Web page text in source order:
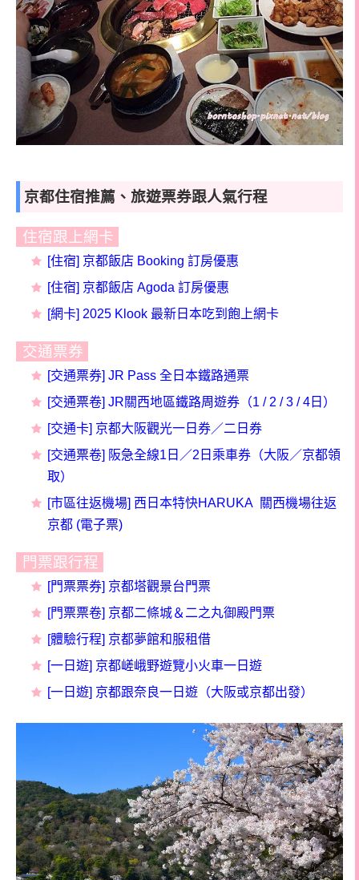
京都住宿推薦、旅遊票券跟人氣行程
住宿跟上網卡
[住宿] 京都飯店 Booking 訂房優惠
[住宿] 京都飯店 Agoda 訂房優惠
[網卡] 2025 Klook 最新日本吃到飽上網卡
交通票券
[交通票券] JR Pass 全日本鐵路通票
[交通票卷] JR關西地區鐵路周遊券（1 / 2 / 3 / 4日）
[交通卡] 京都大阪觀光一日券／二日券
[交通票卷] 阪急全線1日／2日乘車券（大阪／京都領
取）
[市區往返機場] 西日本特快HARUKA 關西機場往返
京都 (電子票)
門票跟行程
[門票票券] 京都塔觀景台門票
[門票票卷] 京都二條城＆二之丸御殿門票
[體驗行程] 京都夢館和服租借
[一日遊] 京都嵯峨野遊覽小火車一日遊
[一日遊] 京都跟奈良一日遊（大阪或京都出發）